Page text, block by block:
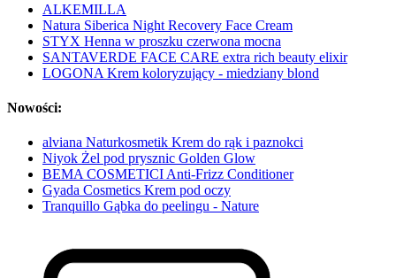
ALKEMILLA
Natura Siberica Night Recovery Face Cream
STYX Henna w proszku czerwona mocna
SANTAVERDE FACE CARE extra rich beauty elixir
LOGONA Krem koloryzujący - miedziany blond
Nowości:
alviana Naturkosmetik Krem do rąk i paznokci
Niyok Żel pod prysznic Golden Glow
BEMA COSMETICI Anti-Frizz Conditioner
Gyada Cosmetics Krem pod oczy
Tranquillo Gąbka do peelingu - Nature